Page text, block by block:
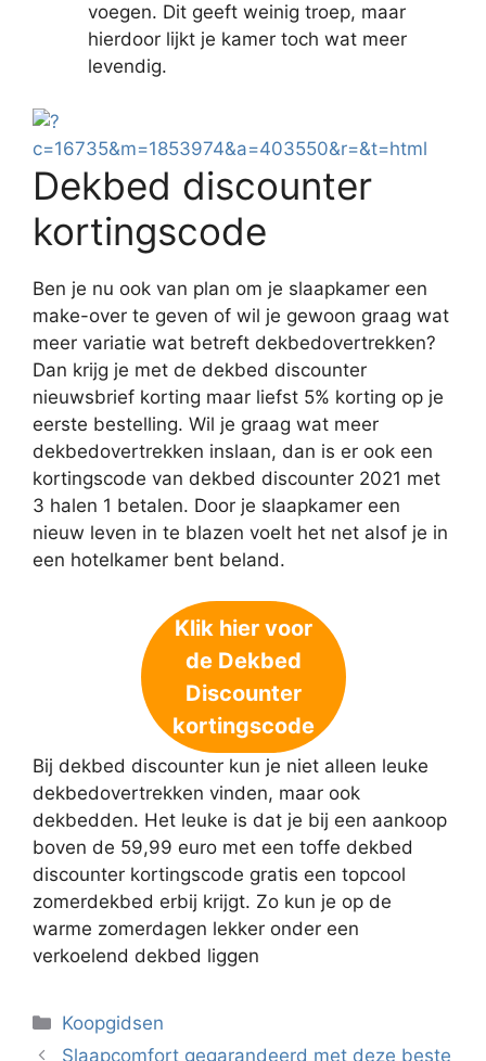
voegen. Dit geeft weinig troep, maar
hierdoor lijkt je kamer toch wat meer
levendig.
Dekbed discounter
kortingscode
Ben je nu ook van plan om je slaapkamer een
make-over te geven of wil je gewoon graag wat
meer variatie wat betreft dekbedovertrekken?
Dan krijg je met de dekbed discounter
nieuwsbrief korting maar liefst 5% korting op je
eerste bestelling. Wil je graag wat meer
dekbedovertrekken inslaan, dan is er ook een
kortingscode van dekbed discounter 2021 met
3 halen 1 betalen. Door je slaapkamer een
nieuw leven in te blazen voelt het net alsof je in
een hotelkamer bent beland.
Klik hier voor
de Dekbed
Discounter
kortingscode
Bij dekbed discounter kun je niet alleen leuke
dekbedovertrekken vinden, maar ook
dekbedden. Het leuke is dat je bij een aankoop
boven de 59,99 euro met een toffe dekbed
discounter kortingscode gratis een topcool
zomerdekbed erbij krijgt. Zo kun je op de
warme zomerdagen lekker onder een
verkoelend dekbed liggen
Categorieën
Koopgidsen
Slaapcomfort gegarandeerd met deze beste